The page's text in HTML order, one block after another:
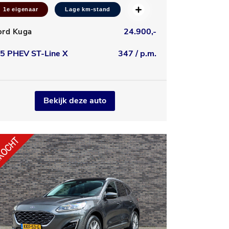
1e eigenaar Lage km-stand
Kuga
24.900,-
PHEV ST-Line X
347 / p.m.
Bekijk deze auto